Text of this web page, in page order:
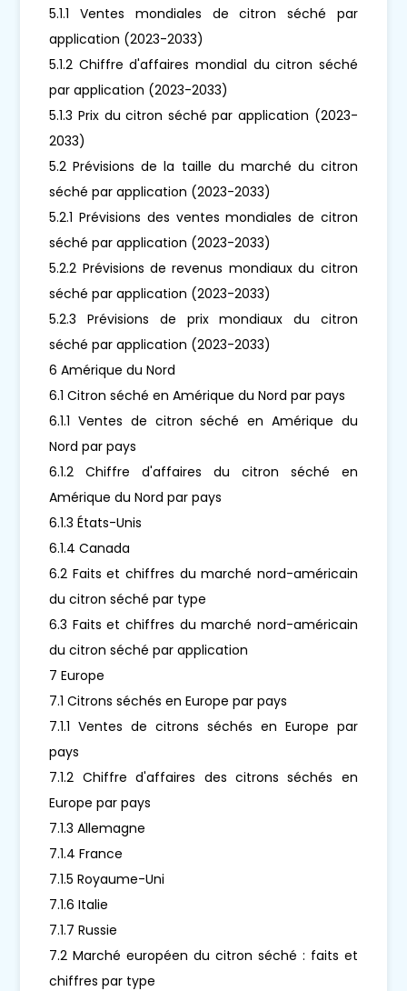
5.1.1 Ventes mondiales de citron séché par
application (2023-2033)
5.1.2 Chiffre d'affaires mondial du citron séché
par application (2023-2033)
5.1.3 Prix du citron séché par application (2023-
2033)
5.2 Prévisions de la taille du marché du citron
séché par application (2023-2033)
5.2.1 Prévisions des ventes mondiales de citron
séché par application (2023-2033)
5.2.2 Prévisions de revenus mondiaux du citron
séché par application (2023-2033)
5.2.3 Prévisions de prix mondiaux du citron
séché par application (2023-2033)
6 Amérique du Nord
6.1 Citron séché en Amérique du Nord par pays
6.1.1 Ventes de citron séché en Amérique du
Nord par pays
6.1.2 Chiffre d'affaires du citron séché en
Amérique du Nord par pays
6.1.3 États-Unis
6.1.4 Canada
6.2 Faits et chiffres du marché nord-américain
du citron séché par type
6.3 Faits et chiffres du marché nord-américain
du citron séché par application
7 Europe
7.1 Citrons séchés en Europe par pays
7.1.1 Ventes de citrons séchés en Europe par
pays
7.1.2 Chiffre d'affaires des citrons séchés en
Europe par pays
7.1.3 Allemagne
7.1.4 France
7.1.5 Royaume-Uni
7.1.6 Italie
7.1.7 Russie
7.2 Marché européen du citron séché : faits et
chiffres par type